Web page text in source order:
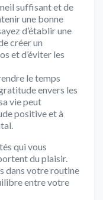
suffisant et de
une bonne
d’établir une
créer un
et d’éviter les
le temps
envers les
vie peut
positive et à
qui vous
du plaisir.
dans votre routine
entre votre